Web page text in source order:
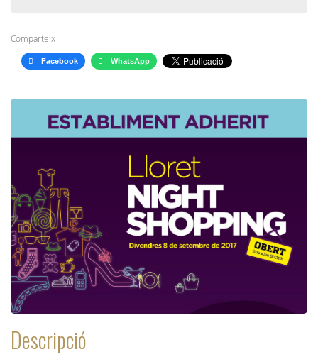
Comparteix
Facebook WhatsApp
Descripció